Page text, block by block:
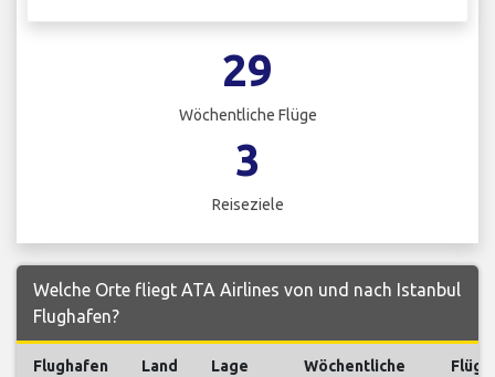
29
Wöchentliche Flüge
3
Reiseziele
Welche Orte fliegt ATA Airlines von und nach Istanbul
Flughafen?
Flughafen Land Lage
Wöchentliche
Flüge